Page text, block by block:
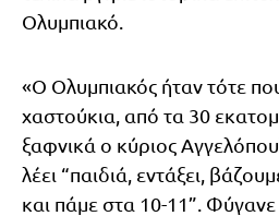
Ολυμπιακό.
«Ο Ολυμπιακός ήταν τότε
χαστούκια, από τα 30
ξαφνικά ο κύριος
λέει “παιδιά, εντάξει,
και πάμε στα 10-11”.